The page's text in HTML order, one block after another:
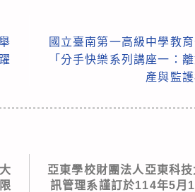
國立臺南第一高級中學教
「分手快樂系列講座一：
產與監
亞東學校財團法人亞東科
訊管理系謹訂於114年5月